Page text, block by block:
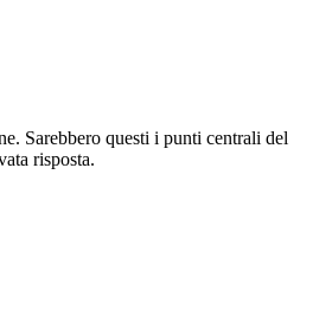
Sarebbero questi i punti centrali del
risposta.